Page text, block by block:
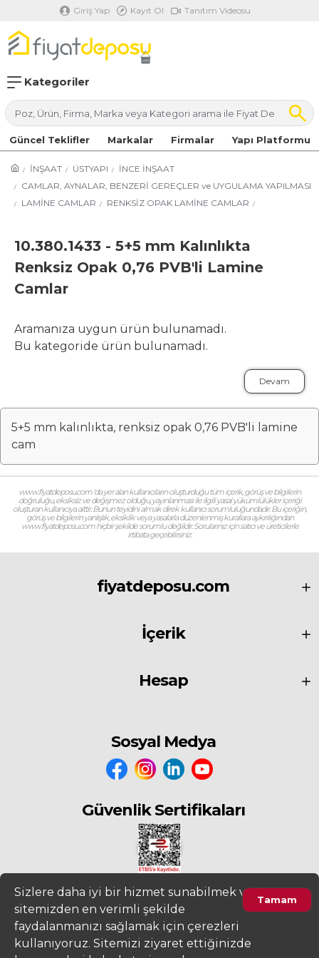
Giriş Yap Kayıt Ol Tanıtım Videosu
Kategoriler
Güncel Teklifler Markalar Firmalar Yapı Platformu
İNŞAAT ÜSTYAPI
İNCE İNŞAAT
CAMLAR, AYNALAR, BENZERİ GEREÇLER ve UYGULAMA YAPILMASI
LAMİNE CAMLAR
RENKSİZ OPAK LAMİNE CAMLAR
10.380.1433 - 5+5 mm Kalınlıkta
Renksiz Opak 0,76 PVB'li Lamine
Camlar
Aramanıza uygun ürün bulunamadı.
Bu kategoride ürün bulunamadı.
Devam
5+5 mm kalınlıkta, renksiz opak 0,76 PVB'li lamine
cam
www.fiyatdeposu.com ‘da yer alan kullanıcıların oluşturduğu tüm içerik, görüş ve bilgilerin
doğruluğu, eksiksiz ve değişmez olduğu, yayınlanması ile ilgili yasal yükümlülükler içeriği
oluşturan kullanıcıya aittir. Bunun teyidini almak direk kullanıcı sorumluluğundadır. Bu içeriğin,
görüş ve bilgilerin yanlışlık, eksiklik veya yasalarla düzenlenmiş kurallara aykırılığından
www.fiyatdeposu.com hiçbir şekilde sorumlu değildir. Sorularınız için satıcı ve üreticilerle
irtibata geçebilirsiniz.
fiyatdeposu.com
İçerik
Hesap
Sosyal Medya
Güvenlik Sertifikaları
2022 www.fiyatdeposu.com
Altera Bilgi Teknolojileri LTD. ŞTİ. Her
Hakkı Saklıdır.
Tamam
Sizlere daha iyi bir hizmet sunabilmek ve
sitemizden en verimli şekilde
faydalanmanızı sağlamak için çerezleri
kullanıyoruz. Sitemizi ziyaret ettiğinizde